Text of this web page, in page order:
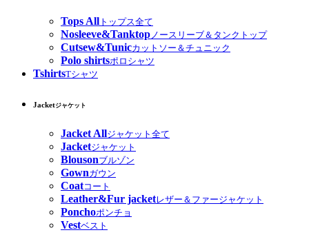
Tops All トップス全て
Nosleeve&Tanktopノースリーブ＆タンクトップ
Cutsew&Tunicカットソー＆チュニック
Polo shirtsポロシャツ
TshirtsTシャツ
Jacketジャケット
Jacket Allジャケット全て
Jacketジャケット
Blousonブルゾン
Gownガウン
Coatコート
Leather&Fur jacketレザー＆ファージャケット
Ponchoポンチョ
Vestベスト